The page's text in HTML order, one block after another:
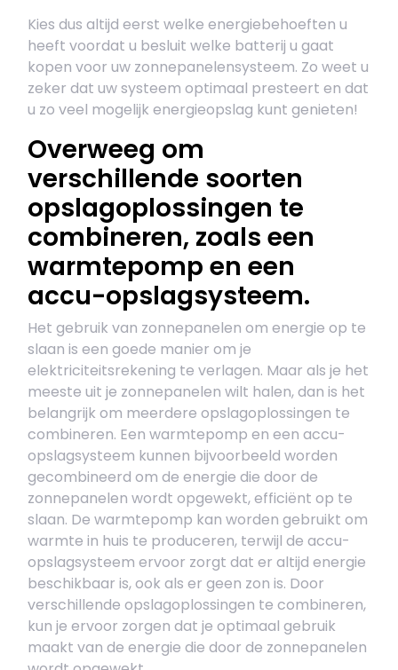
Kies dus altijd eerst welke energiebehoeften u
heeft voordat u besluit welke batterij u gaat
kopen voor uw zonnepanelensysteem. Zo weet u
zeker dat uw systeem optimaal presteert en dat
u zo veel mogelijk energieopslag kunt genieten!
Overweeg om
verschillende soorten
opslagoplossingen te
combineren, zoals een
warmtepomp en een
accu-opslagsysteem.
Het gebruik van zonnepanelen om energie op te
slaan is een goede manier om je
elektriciteitsrekening te verlagen. Maar als je het
meeste uit je zonnepanelen wilt halen, dan is het
belangrijk om meerdere opslagoplossingen te
combineren. Een warmtepomp en een accu-
opslagsysteem kunnen bijvoorbeeld worden
gecombineerd om de energie die door de
zonnepanelen wordt opgewekt, efficiënt op te
slaan. De warmtepomp kan worden gebruikt om
warmte in huis te produceren, terwijl de accu-
opslagsysteem ervoor zorgt dat er altijd energie
beschikbaar is, ook als er geen zon is. Door
verschillende opslagoplossingen te combineren,
kun je ervoor zorgen dat je optimaal gebruik
maakt van de energie die door de zonnepanelen